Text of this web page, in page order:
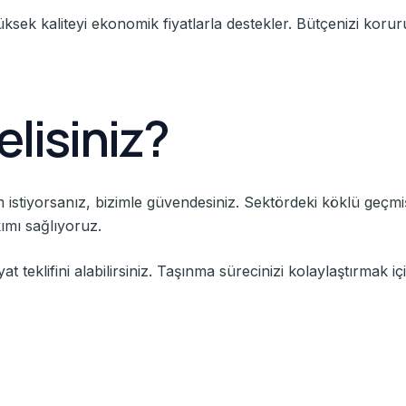
kaliteyi ekonomik fiyatlarla destekler. Bütçenizi
bizimle güvendesiniz. Sektördeki köklü
sağlıyoruz.
teklifini alabilirsiniz. Taşınma sürecinizi kolaylaştırmak